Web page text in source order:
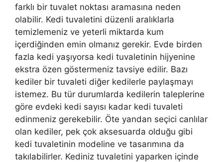
farklı bir tuvalet noktası aramasına neden
olabilir. Kedi tuvaletini düzenli aralıklarla
temizlemeniz ve yeterli miktarda kum
içerdiğinden emin olmanız gerekir. Evde birden
fazla kedi yaşıyorsa kedi tuvaletinin hijyenine
ekstra özen göstermeniz tavsiye edilir. Bazı
kediler bir tuvaleti diğer kedilerle paylaşmayı
istemez. Bu tür durumlarda kedilerin taleplerine
göre evdeki kedi sayısı kadar kedi tuvaleti
edinmeniz gerekebilir. Öte yandan seçici canlılar
olan kediler, pek çok aksesuarda olduğu gibi
kedi tuvaletinin modeline ve tasarımına da
takılabilirler. Kediniz tuvaletini yaparken içinde